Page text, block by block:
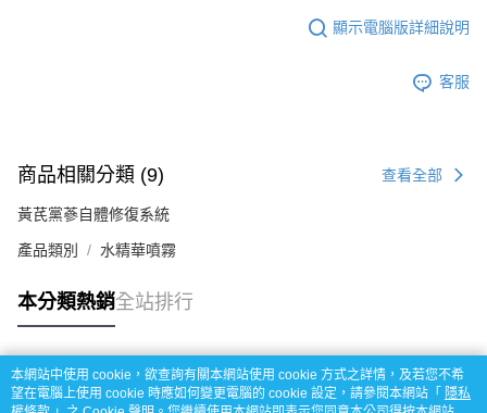
顯示電腦版詳細說明
客服
商品相關分類 (9) 查看全部
黃芪黨蔘自體修復系統
產品類別 水精華噴霧
本分類熱銷全站排行
熱門標籤
本網站中使用 cookie，欲查詢有關本網站使用 cookie 方式之詳情，及若您不希
望在電腦上使用 cookie 時應如何變更電腦的 cookie 設定，請參閱本網站「 隱私